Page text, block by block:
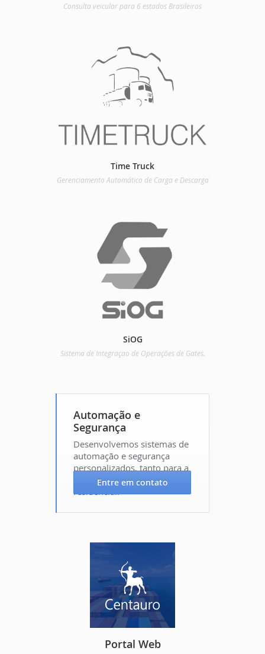
Consulta veicular para 6 estados Brasileiros
Time Truck
Gerenciamento Automático de Carga e Descarga
SiOG
Sistema de Integraçao de Operações de Gates.
Entre em contato
Automação e
Segurança
Desenvolvemos sistemas de
automação e segurança
personalizados, tanto para a
área corporativa quanto
residencial.
Portal Web